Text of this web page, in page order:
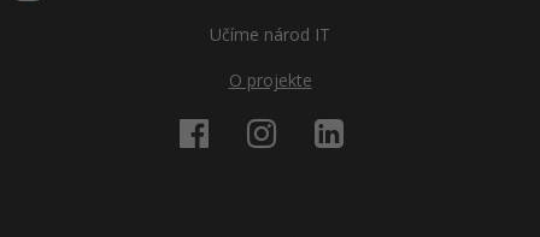
Učíme národ IT
O projekte